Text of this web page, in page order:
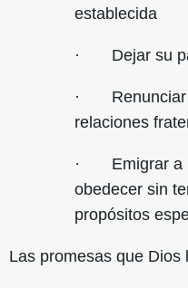
establecida
· Dejar su
· Renunciar
relaciones
· Emigrar a
obedecer sin
propósitos
Las promesas que Dios